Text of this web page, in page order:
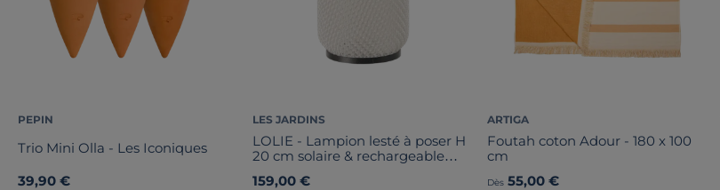
PEPIN
Trio Mini Olla - Les Iconiques
39,90 €
LES JARDINS
LOLIE - Lampion lesté à poser H
20 cm solaire & rechargeable
159,00 €
ARTIGA
Foutah coton Adour - 180 x 100
cm
Dès 55,00 €